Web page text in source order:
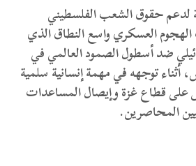
لدعم حقوق الشعب الفلسطيني
العسكري واسع النطاق الذي
ضد أسطول الصمود العالمي في
أثناء توجهه في مهمة إنسانية سلمية
قطاع غزة وإيصال المساعدات
المحاصرين.